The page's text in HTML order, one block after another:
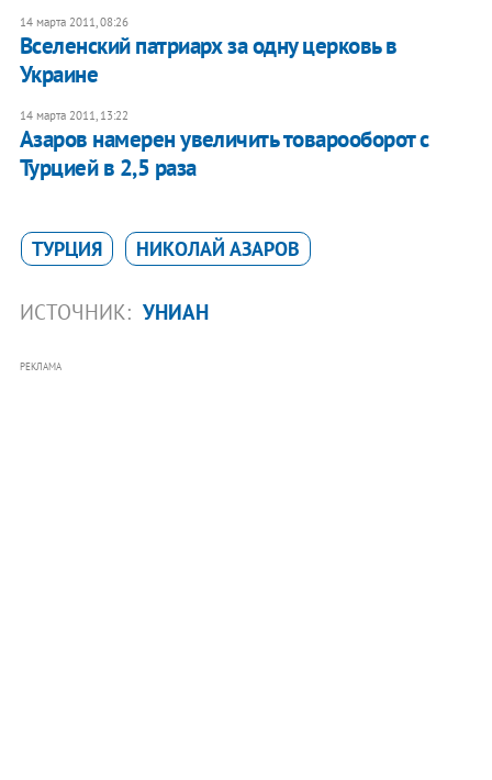
14 марта 2011, 08:26
Вселенский патриарх за одну церковь в
Украине
14 марта 2011, 13:22
Азаров намерен увеличить товарооборот с
Турцией в 2,5 раза
ТУРЦИЯ НИКОЛАЙ АЗАРОВ
ИСТОЧНИК: УНИАН
РЕКЛАМА